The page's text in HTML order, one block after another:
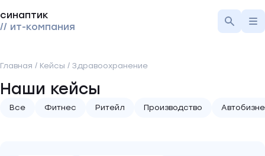
синаптик
// ит-компания
Главная / Кейсы / Здравоохранение
Наши кейсы
Все Фитнес Ритейл Производство